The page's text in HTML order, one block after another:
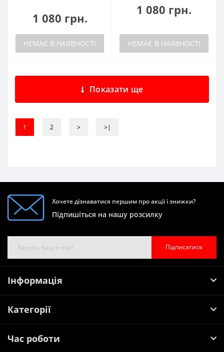
1 080 грн.
НЕМАЄ В НАЯВНОСТІ
1 080 грн.
НЕМАЄ В НАЯВНОСТІ
Показати ще
1 2 > >|
Хочете дізнаватися першим про акції і знижки?
Підпишіться на нашу розсилку
Підписатися
Інформація
Категорії
Час роботи